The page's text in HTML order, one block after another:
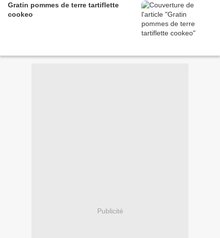
Gratin pommes de terre tartiflette
cookeo
Publicité